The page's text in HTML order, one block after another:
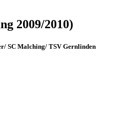
2009/2010)
SC Malching/ TSV Gernlinden